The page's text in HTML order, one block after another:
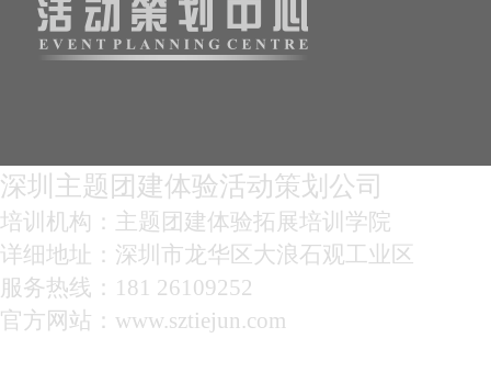
深圳主题团建体验活动策划公司
培训机构：主题团建体验拓展培训学院
详细地址：深圳市龙华区大浪石观工业区
服务热线：181 26109252
官方网站：www.sztiejun.com